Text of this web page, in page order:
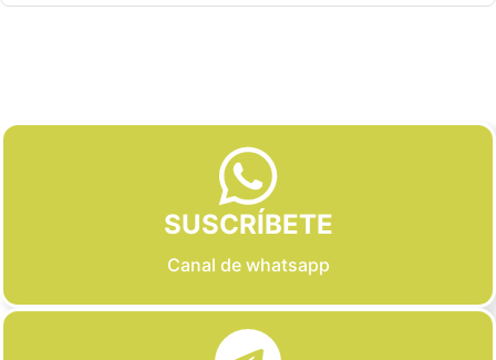
SUSCRÍBETE
Canal de whatsapp